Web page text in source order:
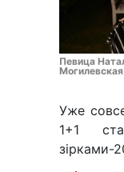
Певица
Могилевская
Уже
1+1
зірками-